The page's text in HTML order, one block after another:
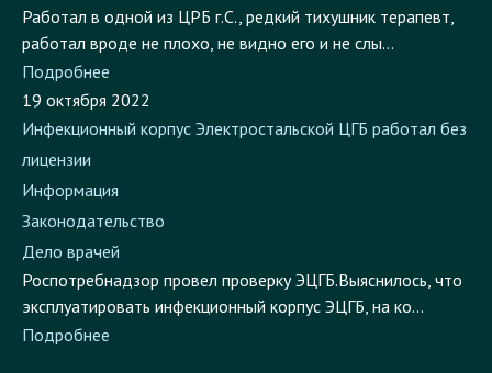
Работал в одной из ЦРБ г.С., редкий тихушник терапевт,
работал вроде не плохо, не видно его и не слы...
Подробнее
19 октября 2022
Инфекционный корпус Электростальской ЦГБ работал без
лицензии
Информация
Законодательство
Дело врачей
Роспотребнадзор провел проверку ЭЦГБ.Выяснилось, что
эксплуатировать инфекционный корпус ЭЦГБ, на ко...
Подробнее